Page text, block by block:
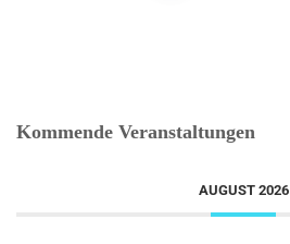
Kommende Veranstaltungen
AUGUST 2026